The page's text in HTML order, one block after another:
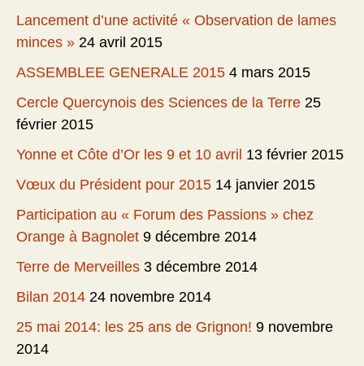
Lancement d’une activité « Observation de lames
minces » 24 avril 2015
ASSEMBLEE GENERALE 2015 4 mars 2015
Cercle Quercynois des Sciences de la Terre 25
février 2015
Yonne et Côte d’Or les 9 et 10 avril 13 février 2015
Vœux du Président pour 2015 14 janvier 2015
Participation au « Forum des Passions » chez
Orange à Bagnolet 9 décembre 2014
Terre de Merveilles 3 décembre 2014
Bilan 2014 24 novembre 2014
25 mai 2014: les 25 ans de Grignon! 9 novembre
2014